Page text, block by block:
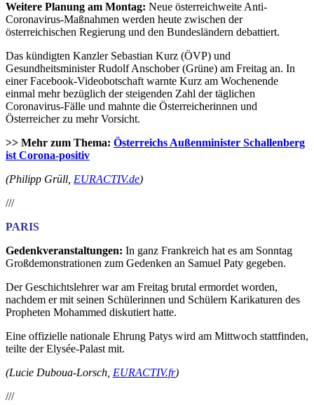
Weitere Planung am Montag: Neue österreichweite Anti-
Coronavirus-Maßnahmen werden heute zwischen der
österreichischen Regierung und den Bundesländern debattiert.
Das kündigten Kanzler Sebastian Kurz (ÖVP) und
Gesundheitsminister Rudolf Anschober (Grüne) am Freitag an. In
einer Facebook-Videobotschaft warnte Kurz am Wochenende
einmal mehr bezüglich der steigenden Zahl der täglichen
Coronavirus-Fälle und mahnte die Österreicherinnen und
Österreicher zu mehr Vorsicht.
>> Mehr zum Thema: Österreichs Außenminister Schallenberg
ist Corona-positiv
(Philipp Grüll, EURACTIV.de)
///
PARIS
Gedenkveranstaltungen: In ganz Frankreich hat es am Sonntag
Großdemonstrationen zum Gedenken an Samuel Paty gegeben.
Der Geschichtslehrer war am Freitag brutal ermordet worden,
nachdem er mit seinen Schülerinnen und Schülern Karikaturen des
Propheten Mohammed diskutiert hatte.
Eine offizielle nationale Ehrung Patys wird am Mittwoch stattfinden,
teilte der Elysée-Palast mit.
(Lucie Duboua-Lorsch, EURACTIV.fr)
///